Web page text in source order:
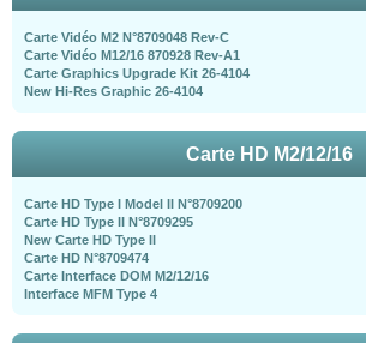
Carte Vidéo M2 N°8709048 Rev-C
Carte Vidéo M12/16 870928 Rev-A1
Carte Graphics Upgrade Kit 26-4104
New Hi-Res Graphic 26-4104
Carte HD M2/12/16
Carte HD Type I Model II N°8709200
Carte HD Type II N°8709295
New Carte HD Type II
Carte HD N°8709474
Carte Interface DOM M2/12/16
Interface MFM Type 4